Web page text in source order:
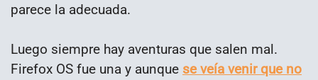
parece la adecuada.
Luego siempre hay aventuras que salen mal.
Firefox OS fue una y aunque se veía venir que no